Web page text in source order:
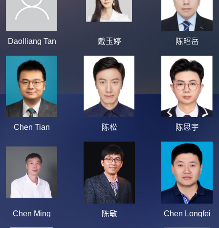
Daolliang Tan 戴玉婷 陈昭岳
Chen Tian 陈松 陈思宇
Chen Ming 陈敏 Chen Longfei